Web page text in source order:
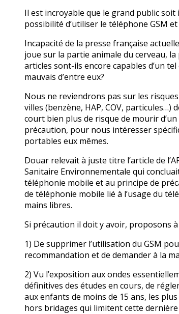
Il est incroyable que le grand public soit
possibilité d’utiliser le téléphone GSM
Incapacité de la presse française
joue sur la partie animale du cerveau,
articles sont-ils encore capables d’un
mauvais d’entre eux?
Nous ne reviendrons pas sur les
villes (benzène, HAP, COV,
court bien plus de risque de mourir
précaution, pour nous intéresser
portables eux mêmes.
Douar relevait à juste titre l’article de
Sanitaire Environnementale qui
téléphonie mobile et au principe de
de téléphonie mobile lié à l’usage du
mains libres.
Si précaution il doit y avoir, proposons
1) De supprimer l’utilisation du GSM
recommandation et de demander à la
2) Vu l’exposition aux ondes
définitives des études en cours, de
aux enfants de moins de 15 ans, les
hors bridages qui limitent cette dernière